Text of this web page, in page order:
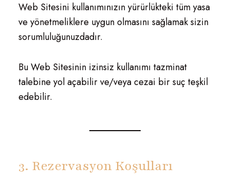
Web Sitesini kullanımınızın yürürlükteki tüm yasa
ve yönetmeliklere uygun olmasını sağlamak sizin
sorumluluğunuzdadır.
Bu Web Sitesinin izinsiz kullanımı tazminat
talebine yol açabilir ve/veya cezai bir suç teşkil
edebilir.
3. Rezervasyon Koşulları